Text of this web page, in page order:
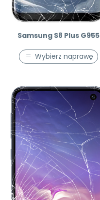
Samsung S8 Plus G955
Wybierz naprawę